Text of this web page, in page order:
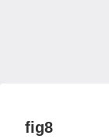
fig8